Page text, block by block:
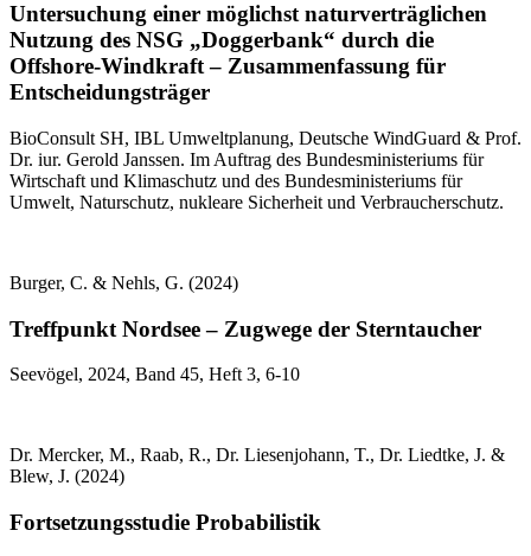
Untersuchung einer möglichst naturverträglichen
Nutzung des NSG „Doggerbank“ durch die
Offshore-Windkraft – Zusammenfassung für
Entscheidungsträger
BioConsult SH, IBL Umweltplanung, Deutsche WindGuard & Prof.
Dr. iur. Gerold Janssen. Im Auftrag des Bundesministeriums für
Wirtschaft und Klimaschutz und des Bundesministeriums für
Umwelt, Naturschutz, nukleare Sicherheit und Verbraucherschutz.
Burger, C. & Nehls, G. (2024)
Treffpunkt Nordsee – Zugwege der Sterntaucher
Seevögel, 2024, Band 45, Heft 3, 6-10
Dr. Mercker, M., Raab, R., Dr. Liesenjohann, T., Dr. Liedtke, J. &
Blew, J. (2024)
Fortsetzungsstudie Probabilistik